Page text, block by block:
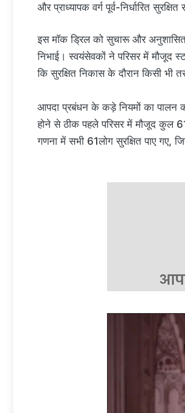
और प्राध्यापक वर्ग पूर्व-निर्धारित
​इस मॉक ड्रिल को सुचारू और
निभाई। स्वयंसेवकों ने परिसर में मौजूद
कि सुरक्षित निकास के दौरान किसी भी
​आपदा प्रबंधन के कड़े नियमों का पालन
होने से ठीक पहले परिसर में मौजूद कुल 61
गणना में सभी 61लोग सुरक्षित पाए